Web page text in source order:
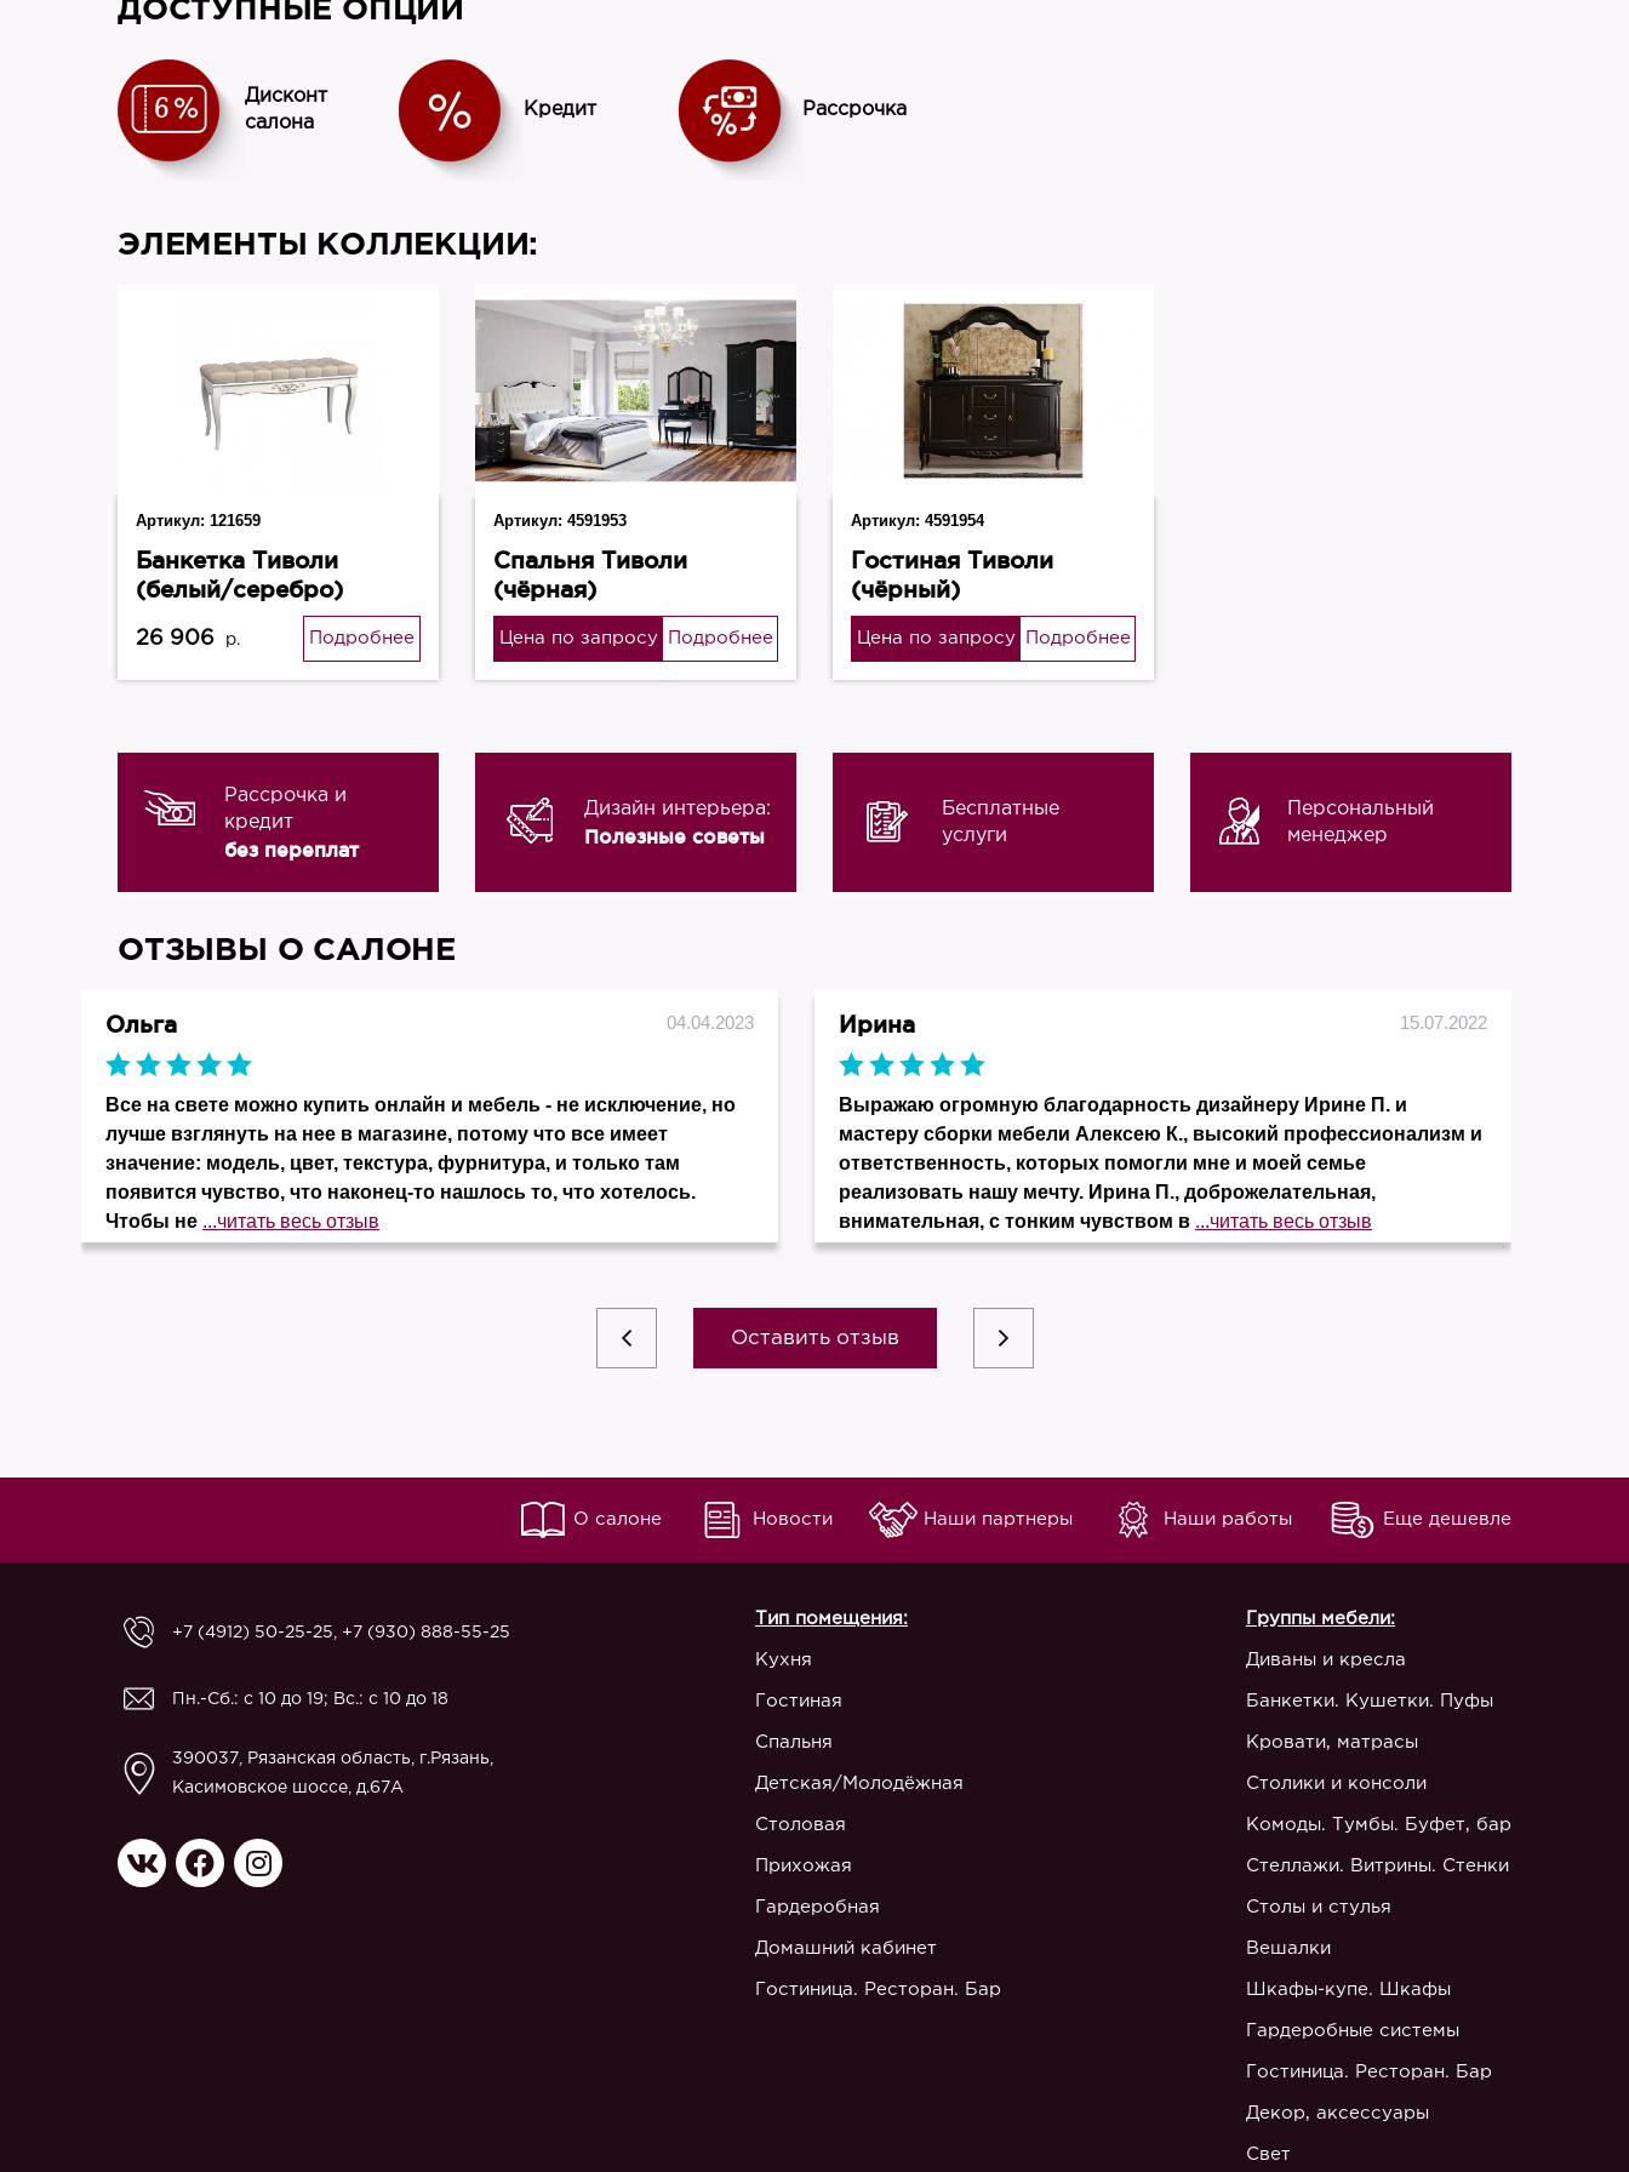
ДОСТУПНЫЕ ОПЦИИ
Дисконт
салона
Кредит Рассрочка
ЭЛЕМЕНТЫ КОЛЛЕКЦИИ:
Артикул: 121659
Банкетка Тиволи
(белый/серебро)
26 906 р. Подробнее
Артикул: 4591953
Спальня Тиволи
(чёрная)
Цена по запросу Подробнее
Артикул: 4591954
Гостиная Тиволи
(чёрный)
Цена по запросу Подробнее
Рассрочка и
кредит
без переплат
Дизайн интерьера:
Полезные советы
Бесплатные
услуги
Персональный
менеджер
ОТЗЫВЫ О САЛОНЕ
Ольга 04.04.2023
Все на свете можно купить онлайн и мебель - не исключение, но
лучше взглянуть на нее в магазине, потому что все имеет
значение: модель, цвет, текстура, фурнитура, и только там
появится чувство, что наконец-то нашлось то, что хотелось.
Чтобы не ...читать весь отзыв
Ирина 15.07.2022
Выражаю огромную благодарность дизайнеру Ирине П. и
мастеру сборки мебели Алексею К., высокий профессионализм и
ответственность, которых помогли мне и моей семье
реализовать нашу мечту. Ирина П., доброжелательная,
внимательная, с тонким чувством в ...читать весь отзыв
Оставить отзыв
О салоне Новости Наши партнеры Наши работы Еще дешевле
+7 (4912) 50-25-25 +7 (930) 888-55-25
Пн.-Сб.: с 10 до 19; Вс.: с 10 до 18
390037, Рязанская область, г.Рязань,
Касимовское шоссе, д.67A
Тип помещения:
Кухня
Гостиная
Спальня
Детская/Молодёжная
Столовая
Прихожая
Гардеробная
Домашний кабинет
Гостиница. Ресторан. Бар
Группы мебели:
Диваны и кресла
Банкетки. Кушетки. Пуфы
Кровати, матрасы
Столики и консоли
Комоды. Тумбы. Буфет, бар
Стеллажи. Витрины. Стенки
Столы и стулья
Вешалки
Шкафы-купе. Шкафы
Гардеробные системы
Гостиница. Ресторан. Бар
Декор, аксессуары
Свет